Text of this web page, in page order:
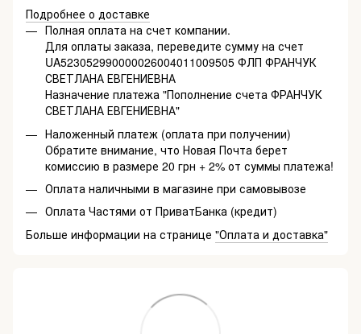
Подробнее о доставке
Полная оплата на счет компании.
Для оплаты заказа, переведите сумму на счет
UA523052990000026004011009505 ФЛП ФРАНЧУК
СВЕТЛАНА ЕВГЕНИЕВНА
Назначение платежа "Пополнение счета ФРАНЧУК
СВЕТЛАНА ЕВГЕНИЕВНА"
Наложенный платеж (оплата при получении)
Обратите внимание, что Новая Почта берет
комиссию в размере 20 грн + 2% от суммы платежа!
Оплата наличными в магазине при самовывозе
Оплата Частями от ПриватБанка (кредит)
Больше информации на странице "Оплата и доставка"